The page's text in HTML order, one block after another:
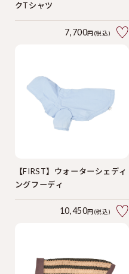
クTシャツ
7,700円(税込)
【FIRST】ウォーターシェディ
ングフーディ
10,450円(税込)